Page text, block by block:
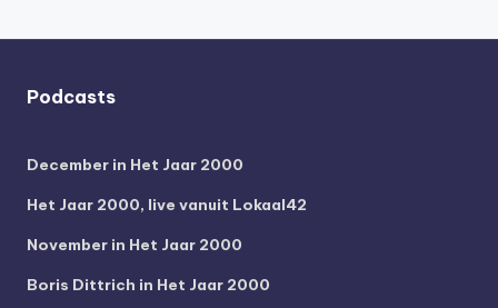
Podcasts
December in Het Jaar 2000
Het Jaar 2000, live vanuit Lokaal42
November in Het Jaar 2000
Boris Dittrich in Het Jaar 2000